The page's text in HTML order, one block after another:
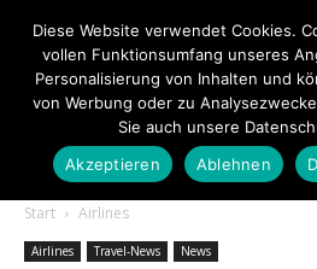
Start Airlines
Airlines Travel-News News
Diese Website verwendet Cookies.
vollen Funktionsumfang unseres
Personalisierung von Inhalten und
von Werbung oder zu
Sie auch unsere
Akzeptieren
Ablehnen